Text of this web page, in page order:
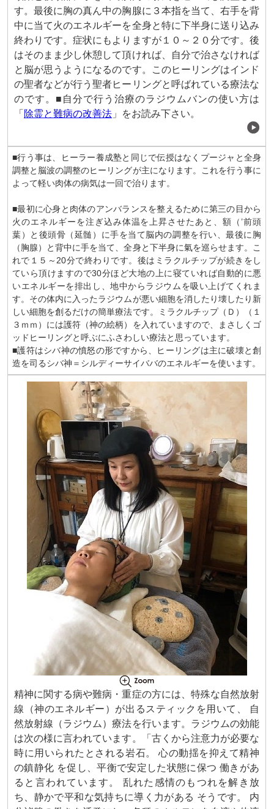
す。最後に胸の真ん中の胸腺に３本指を当て、右手を背
中に当て火のエネルギーを全身と特に下半身に送り込み
終わりです。症状にもよりますが１０～２０分です。後
はそのまま少し休憩して頂ければ、自分で治さなければ
と脳が思うようになるのです。このヒーリングはインド
の聖者などが行う聖者ヒーリングと呼ばれている療法な
のです。■自分で行う治療のラジウムバンの使い方は
「 除霊と難病の改善法 」をお読み下さい。
■行う事は、ヒーラー養成塾と同じで伝授はなくプージャと全身
調整と脳波の調整のヒーリングが主になります。これを行う事に
よって軽い肉体の病気は一回で治ります。
■最初に心身と肉体のアンバランスを整えるために第三の目から
火のエネルギーを注ぎ込み体温を上昇させたあと、額（’前頭
葉）と後頭骨（延髄）に手を当て脳内の調整を行い、最後に胸
（胸腺）と背中に手を当て、全身と下半身に氣を巡らせます。こ
れで１５～20分で終わりです。後はミラクルチップが続きをし
ていら頂けますので30分ほど大地の上に寝ていれば自動的に悪
いエネルギーを排出し、地中からラジウムを吸い上げてくれま
す。その体内に入ったラジウムが悪い細胞を消したり壊したり新
しい細胞を創るだけの簡単療法です。ミラクルチップ（Ｄ）（１
３ｍｍ）には護符（神の絵柄）を入れていますので、まさしくゴ
ッドヒーリングと呼ぶにふさわしい療法と思っています。
■護符はシバ神の憤怒の形ですから、ヒーリングは主に破壊と創
造を司るシバ神＝シルディーサイババのエネルギーを使います。
精神に関する病や難病・重症の方には、特殊な自然放射
線（神のエネルギー）が出るスティックを用いて、 自
然放射線（ラジウム）療法を行います。ラジウムの効能
は次の様に言われています。「古くから注意力が必要な
時に用いられたとされる岩石。 心の動揺を抑えて精神
の鎮静化 を促し、平衡で安定した状態に保つ 働きがあ
ると言われています。 乱れた感情のもつれを解き放
ち、静かで平和な気持ちに導く力がある そうです。 内